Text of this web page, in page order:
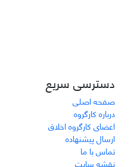
دسترسی سریع
صفحه اصلی
درباره کارگروه
اعضای کارگروه اخلاق
ارسال پیشنهاده
تماس با ما
نقشه سایت